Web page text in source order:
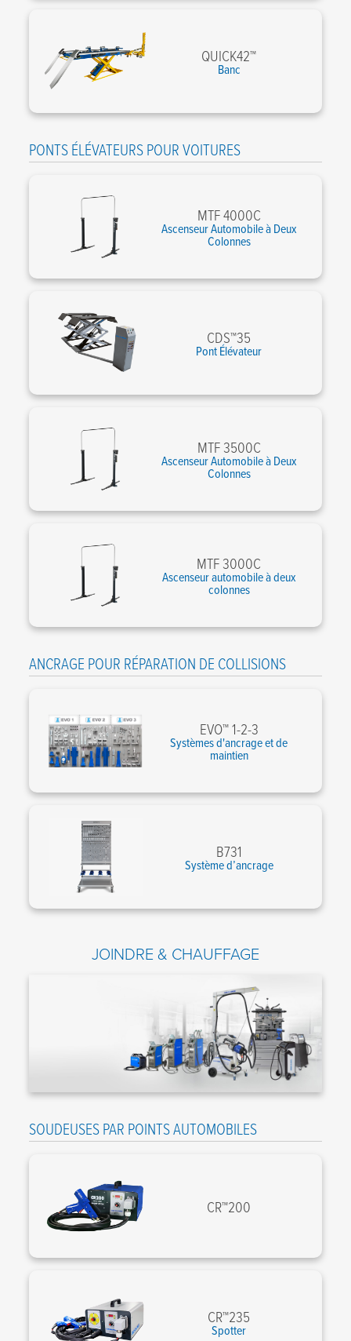
QUICK42™
Banc
PONTS ÉLÉVATEURS POUR VOITURES
MTF 4000C
Ascenseur Automobile à Deux
Colonnes
CDS™35
Pont Élévateur
MTF 3500C
Ascenseur Automobile à Deux
Colonnes
MTF 3000C
Ascenseur automobile à deux
colonnes
ANCRAGE POUR RÉPARATION DE COLLISIONS
EVO™ 1-2-3
Systèmes d'ancrage et de
maintien
B731
Système d’ancrage
JOINDRE & CHAUFFAGE
SOUDEUSES PAR POINTS AUTOMOBILES
CR™200
CR™235
Spotter